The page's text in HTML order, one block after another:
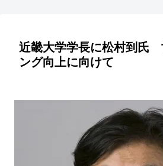
近畿大学学長に松村到氏
ング向上に向けて